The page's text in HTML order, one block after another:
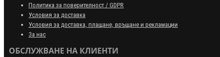
Политика за поверителност / GDPR
Условия за доставка
Условия за доставка, плащане, връщане и рекламации
За нас
ОБСЛУЖВАНЕ НА КЛИЕНТИ